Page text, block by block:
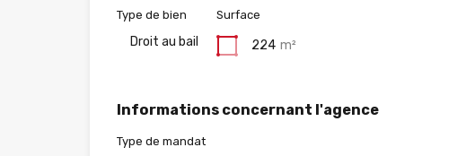
Type de bien
Droit au bail
Surface
224 m²
Informations concernant l'agence
Type de mandat